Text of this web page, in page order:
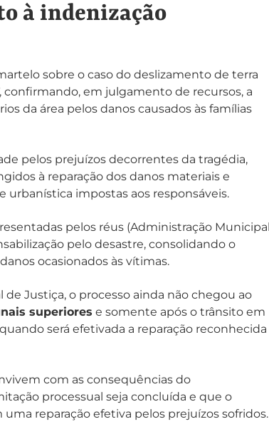
à indenização
sobre o caso do deslizamento de terra
confirmando, em julgamento de recursos, a
da área pelos danos causados às famílias
pelos prejuízos decorrentes da tragédia,
à reparação dos danos materiais e
urbanística impostas aos responsáveis.
pelos réus (Administração Municipal
pelo desastre, consolidando o
ocasionados às vítimas.
Justiça, o processo ainda não chegou ao
superiores e somente após o trânsito em
será efetivada a reparação reconhecida
com as consequências do
processual seja concluída e que o
reparação efetiva pelos prejuízos sofridos.